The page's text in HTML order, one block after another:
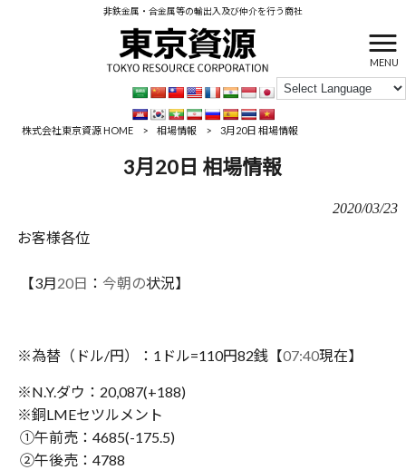
非鉄金属・合金属等の輸出入及び仲介を行う商社
MENU
株式会社東京資源 HOME > 相場情報 > 3月20日 相場情報
3月20日 相場情報
2020/03/23
お客様各位
【3月20日 ： 今朝の状況】
※為替（ドル/円）：1ドル=110円82銭【07:40現在】
※N.Y.ダウ：20,087(+188)
※銅LMEセツルメント
①午前売：4685(-175.5)
②午後売：4788